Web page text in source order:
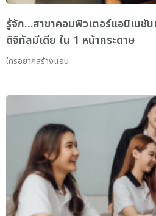
รู้จัก…สาขาคอมพิวเตอร์แอนิเมชั
ดิจิทัลมีเดีย ใน 1 หน้ากระดาษ
ใครอยากสร้างแอน